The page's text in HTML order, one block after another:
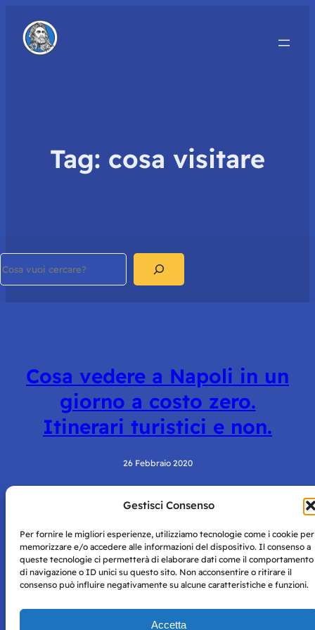
Gestisci Consenso
Per fornire le migliori esperienze, utilizziamo tecnologie come i cookie per
memorizzare e/o accedere alle informazioni del dispositivo. Il consenso a
queste tecnologie ci permetterà di elaborare dati come il comportamento
di navigazione o ID unici su questo sito. Non acconsentire o ritirare il
consenso può influire negativamente su alcune caratteristiche e funzioni.
Accetta
Tag: cosa visitare
Cosa vedere a Napoli in un
giorno a costo zero.
Itinerari turistici e non.
26 Febbraio 2020
Napoli con autorizzazione numero 38 del 25/9/2019.
Tutte le immagini e i contenuti su questo sito sono forniti